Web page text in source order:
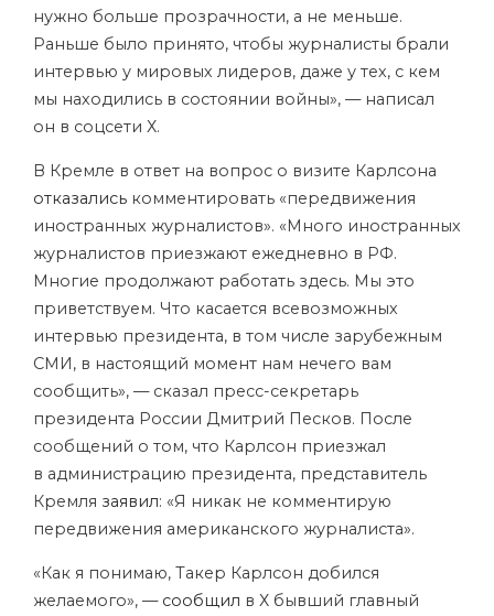
нужно больше прозрачности, а не меньше.
Раньше было принято, чтобы журналисты брали
интервью у мировых лидеров, даже у тех, с кем
мы находились в состоянии войны», — написал
он в соцсети Х.
В Кремле в ответ на вопрос о визите Карлсона
отказались комментировать «передвижения
иностранных журналистов». «Много иностранных
журналистов приезжают ежедневно в РФ.
Многие продолжают работать здесь. Мы это
приветствуем. Что касается всевозможных
интервью президента, в том числе зарубежным
СМИ, в настоящий момент нам нечего вам
сообщить», — сказал пресс-секретарь
президента России Дмитрий Песков. После
сообщений о том, что Карлсон приезжал
в администрацию президента, представитель
Кремля заявил: «Я никак не комментирую
передвижения американского журналиста».
«Как я понимаю, Такер Карлсон добился
желаемого», — сообщил в Х бывший главный